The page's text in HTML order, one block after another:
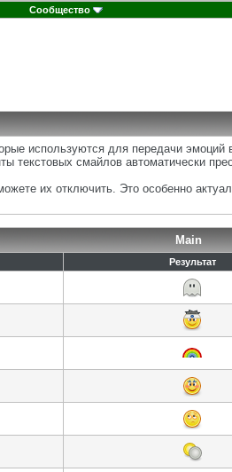
Сообщество
используются для передачи
текстовых смайлов автоматически
их отключить. Это особенно
Main
Результат